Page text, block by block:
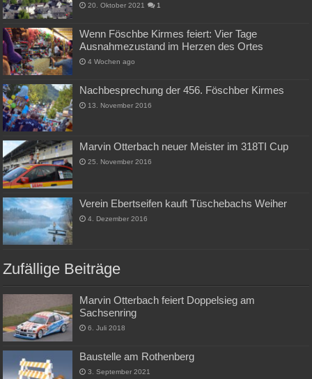
20. Oktober 2021 1
Wenn Föschbe Kirmes feiert: Vier Tage
Ausnahmezustand im Herzen des Ortes
4 Wochen ago
Nachbesprechung der 456. Föschber Kirmes
13. November 2016
Marvin Otterbach neuer Meister im 318TI Cup
25. November 2016
Verein Ebertseifen kauft Tüschebachs Weiher
4. Dezember 2016
Zufällige Beiträge
Marvin Otterbach feiert Doppelsieg am
Sachsenring
6. Juli 2018
Baustelle am Rothenberg
3. September 2021